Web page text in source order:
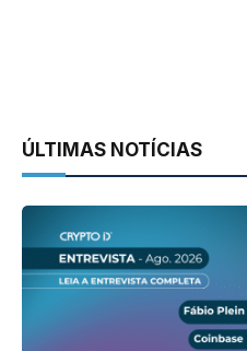
ÚLTIMAS NOTÍCIAS